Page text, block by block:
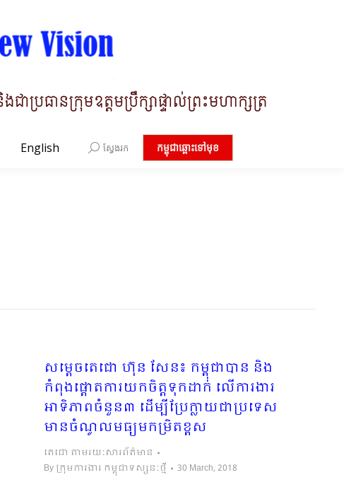
English Search:
ស្វែងរក កម្ពុជាឆ្ពោះទៅមុខ
សម្ដេចតេជោ ហ៊ុន​ សែន៖ កម្ពុជាបាន និង
កំពុងផ្ដោតការយកចិត្តទុកដាក់ លើការងារ
អាទិភាពចំនួន៣ ដើម្បីប្រែក្លាយជាប្រទេស
មានចំណូលមធ្យមកម្រិតខ្ពស
តេជោ តាមរយៈសារព័ត៌មាន
By ក្រុមការងារ កម្ពុជាទស្សនៈថ្មី 30 March, 2018